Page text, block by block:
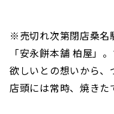
※売切れ次第閉店桑名
「安永餅本舗 柏屋」
欲しいとの想いから、
店頭には常時、焼きた